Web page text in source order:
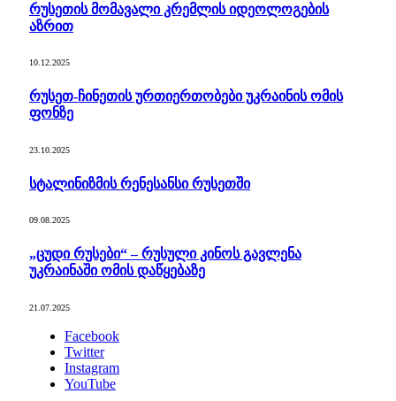
რუსეთის მომავალი კრემლის იდეოლოგების
აზრით
10.12.2025
რუსეთ-ჩინეთის ურთიერთობები უკრაინის ომის
ფონზე
23.10.2025
სტალინიზმის რენესანსი რუსეთში
09.08.2025
„ცუდი რუსები“ – რუსული კინოს გავლენა
უკრაინაში ომის დაწყებაზე
21.07.2025
Facebook
Twitter
Instagram
YouTube